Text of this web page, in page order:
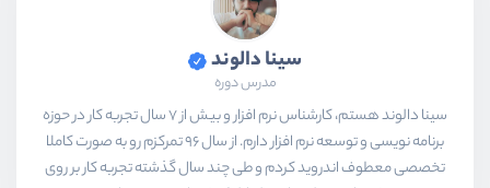
سینا دالوند
مدرس دوره
سینا دالوند هستم،‌ کارشناس نرم افزار و بیش از 7 سال تجربه کار در حوزه
برنامه نویسی و توسعه نرم افزار دارم. از سال 96 تمرکزم رو به صورت کاملا
تخصصی معطوف اندروید کردم و طی چند سال گذشته تجربه کار بر روی